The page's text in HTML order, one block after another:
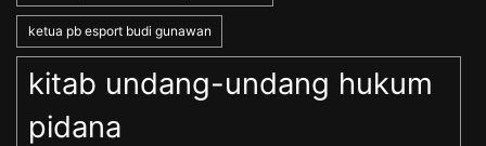
ketua pb esport budi gunawan
kitab undang-undang hukum
pidana